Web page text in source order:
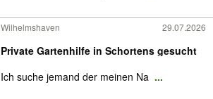
Wilhelmshaven 29.07.2026
Private Gartenhilfe in Schortens gesucht
Ich suche jemand der meinen Na ...